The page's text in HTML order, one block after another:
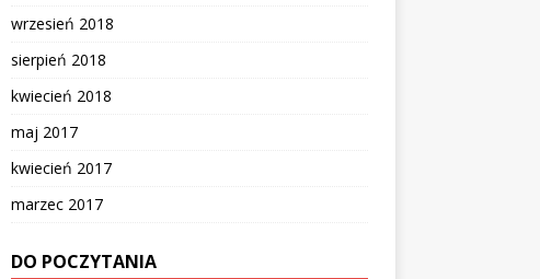
wrzesień 2018
sierpień 2018
kwiecień 2018
maj 2017
kwiecień 2017
marzec 2017
DO POCZYTANIA